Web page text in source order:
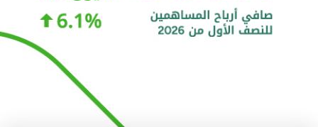
"برامج العملاء"